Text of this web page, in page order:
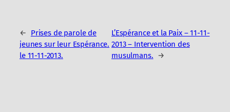
←
Prises de parole de
jeunes sur leur Espérance.
le 11-11-2013.
L’Espérance et la Paix – 11-11-
2013 – Intervention des
musulmans.
→